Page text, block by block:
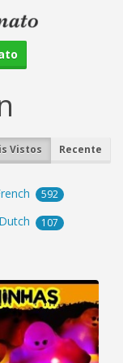
Vistos Recente
592
Dutch 107